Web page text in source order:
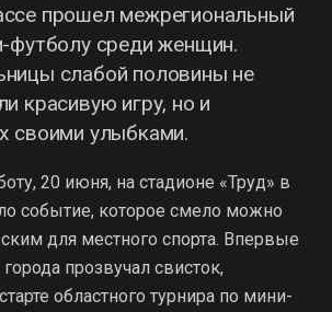
прошел межрегиональный
футболу среди женщин.
слабой половины не
красивую игру, но и
своими улыбками.
20 июня, на стадионе «Труд» в
событие, которое смело можно
для местного спорта. Впервые
прозвучал свисток,
областного турнира по мини-